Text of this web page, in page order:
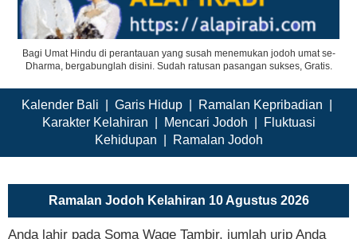
Bagi Umat Hindu di perantauan yang susah menemukan jodoh umat se-
Dharma, bergabunglah disini. Sudah ratusan pasangan sukses, Gratis.
Kalender Bali Garis Hidup Ramalan Kepribadian
Karakter Kelahiran
Mencari Jodoh
Fluktuasi
Kehidupan
Ramalan Jodoh
Ramalan Jodoh Kelahiran 10 Agustus 2026
Anda lahir pada Soma Wage Tambir, jumlah urip Anda